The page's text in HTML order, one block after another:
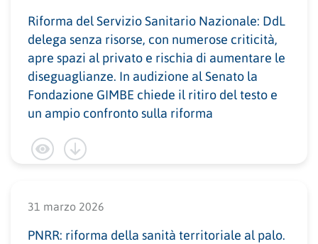
Riforma del Servizio Sanitario Nazionale: DdL
delega senza risorse, con numerose criticità,
apre spazi al privato e rischia di aumentare le
diseguaglianze. In audizione al Senato la
Fondazione GIMBE chiede il ritiro del testo e
un ampio confronto sulla riforma
31 marzo 2026
PNRR: riforma della sanità territoriale al palo.